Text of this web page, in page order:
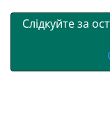
Слідкуйте за